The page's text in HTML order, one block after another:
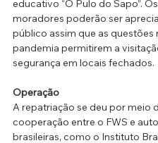
educativo “O Pulo do Sapo”.
moradores poderão ser
público assim que as questões
pandemia permitirem a
segurança em locais fechados.
Operação
A repatriação se deu por meio
cooperação entre o FWS e
brasileiras, como o Instituto